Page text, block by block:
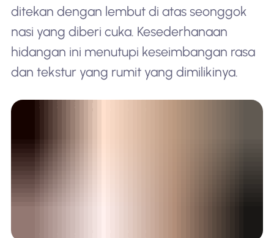
ditekan dengan lembut di atas seonggok
nasi yang diberi cuka. Kesederhanaan
hidangan ini menutupi keseimbangan rasa
dan tekstur yang rumit yang dimilikinya.